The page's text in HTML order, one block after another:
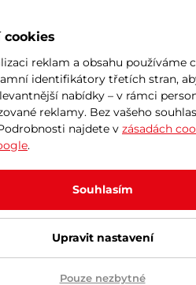
OB-86
15kg • do
AKCE
50 mm
a kruhové …
-64%
Olympijská
239,3cm/
• s
Polstrovaná tyč
problému
2 790 Kč
skladem – 11.8.
cookies
reklam a obsahu používáme
identifikátory třetích stran,
nabídky – v rámci
reklamy. Bez vašeho
najdete v zásadách
.
Souhlasím
Upravit nastavení
Pouze nezbytné